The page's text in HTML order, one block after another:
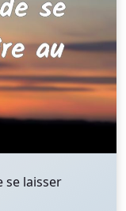
se laisser